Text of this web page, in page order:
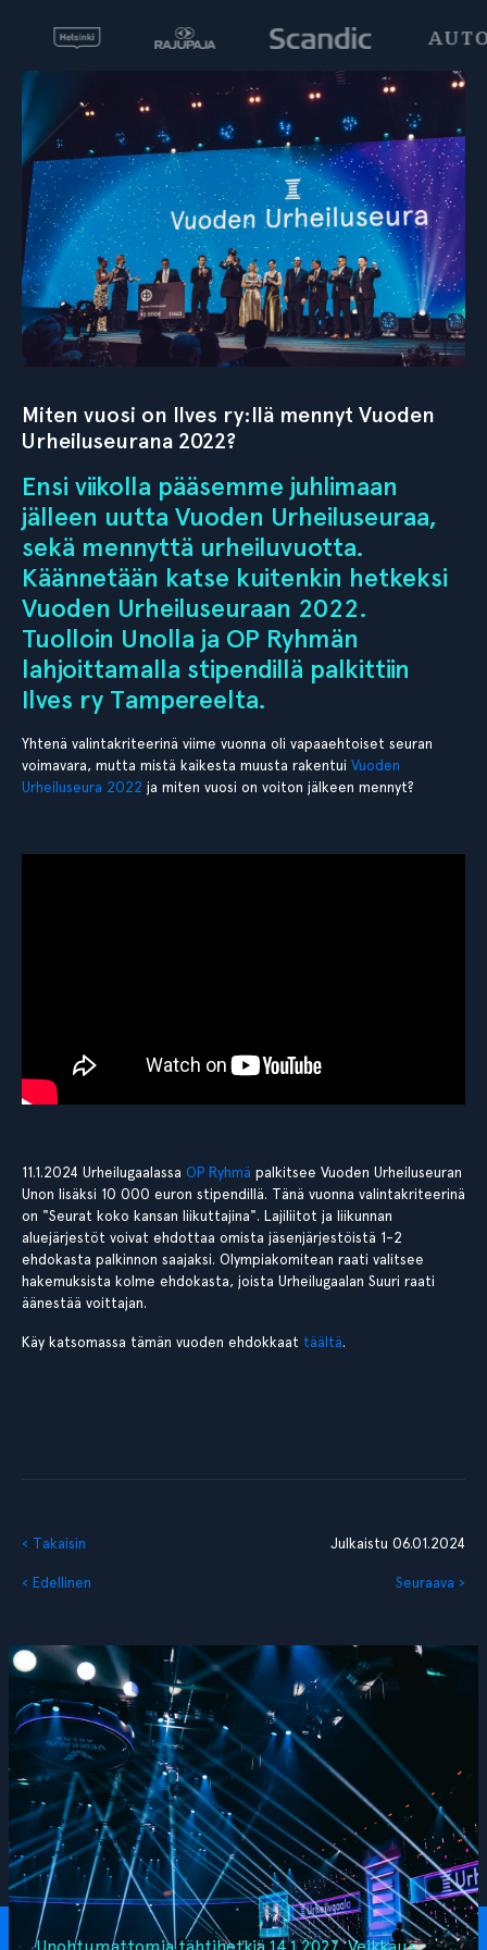
Miten vuosi on Ilves ry:llä mennyt Vuoden
Urheiluseurana 2022?
Ensi viikolla pääsemme juhlimaan
jälleen uutta Vuoden Urheiluseuraa,
sekä mennyttä urheiluvuotta.
Käännetään katse kuitenkin hetkeksi
Vuoden Urheiluseuraan 2022.
Tuolloin Unolla ja OP Ryhmän
lahjoittamalla stipendillä palkittiin
Ilves ry Tampereelta.
Yhtenä valintakriteerinä viime vuonna oli vapaaehtoiset seuran
voimavara, mutta mistä kaikesta muusta rakentui Vuoden
Urheiluseura 2022 ja miten vuosi on voiton jälkeen mennyt?
11.1.2024 Urheilugaalassa OP Ryhmä palkitsee Vuoden Urheiluseuran
Unon lisäksi 10 000 euron stipendillä. Tänä vuonna valintakriteerinä
on "Seurat koko kansan liikuttajina". Lajiliitot ja liikunnan
aluejärjestöt voivat ehdottaa omista jäsenjärjestöistä 1-2
ehdokasta palkinnon saajaksi. Olympiakomitean raati valitsee
hakemuksista kolme ehdokasta, joista Urheilugaalan Suuri raati
äänestää voittajan.
Käy katsomassa tämän vuoden ehdokkaat täältä.
‹ Takaisin Julkaistu 06.01.2024
‹ Edellinen Seuraava ›
Unohtumattomia tähtihetkiä 14.1.2027, Veikkaus